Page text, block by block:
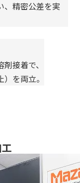
、精密公差を実
接着で、
を両立。